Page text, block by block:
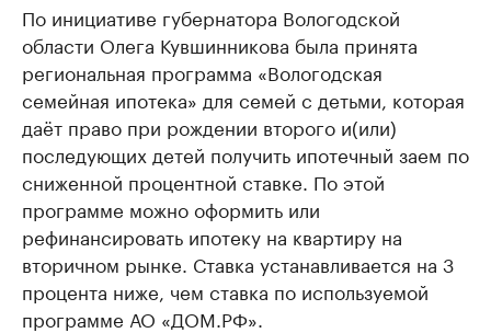
По инициативе губернатора Вологодской
области Олега Кувшинникова была принята
региональная программа «Вологодская
семейная ипотека» для семей с детьми, которая
даёт право при рождении второго и(или)
последующих детей получить ипотечный заем по
сниженной процентной ставке. По этой
программе можно оформить или
рефинансировать ипотеку на квартиру на
вторичном рынке. Ставка устанавливается на 3
процента ниже, чем ставка по используемой
программе АО «ДОМ.РФ».